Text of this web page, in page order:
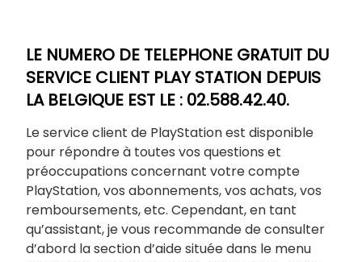
LE NUMERO DE TELEPHONE GRATUIT DU
SERVICE CLIENT PLAY STATION DEPUIS
LA BELGIQUE EST LE : 02.588.42.40.
Le service client de PlayStation est disponible
pour répondre à toutes vos questions et
préoccupations concernant votre compte
PlayStation, vos abonnements, vos achats, vos
remboursements, etc. Cependant, en tant
qu’assistant, je vous recommande de consulter
d’abord la section d’aide située dans le menu